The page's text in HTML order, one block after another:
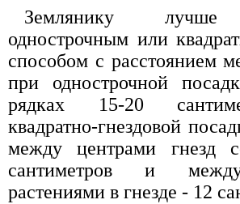
Землянику лучше
однострочным или
способом с расстоянием
при однострочной
рядках 15-20
квадратно-гнездовой
между центрами гнезд
сантиметров и
растениями в гнезде - 12